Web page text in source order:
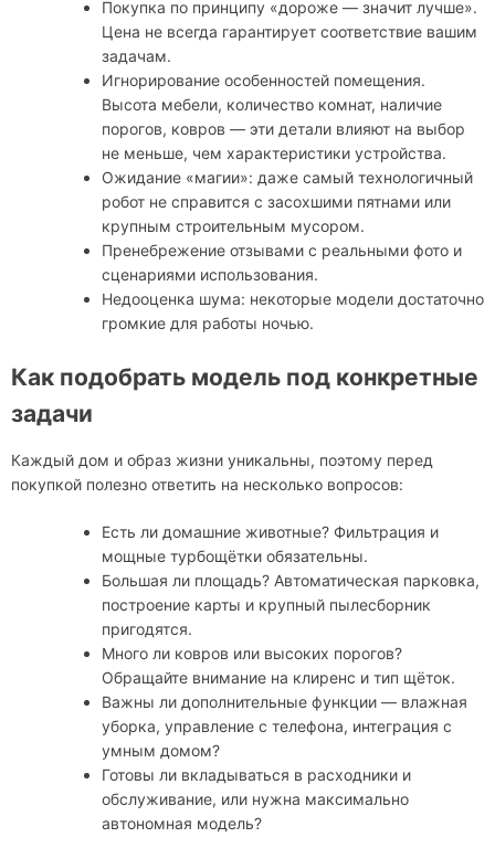
Покупка по принципу «дороже — значит лучше».
Цена не всегда гарантирует соответствие вашим
задачам.
Игнорирование особенностей помещения.
Высота мебели, количество комнат, наличие
порогов, ковров — эти детали влияют на выбор
не меньше, чем характеристики устройства.
Ожидание «магии»: даже самый технологичный
робот не справится с засохшими пятнами или
крупным строительным мусором.
Пренебрежение отзывами с реальными фото и
сценариями использования.
Недооценка шума: некоторые модели достаточно
громкие для работы ночью.
Как подобрать модель под конкретные
задачи
Каждый дом и образ жизни уникальны, поэтому перед
покупкой полезно ответить на несколько вопросов:
Есть ли домашние животные? Фильтрация и
мощные турбощётки обязательны.
Большая ли площадь? Автоматическая парковка,
построение карты и крупный пылесборник
пригодятся.
Много ли ковров или высоких порогов?
Обращайте внимание на клиренс и тип щёток.
Важны ли дополнительные функции — влажная
уборка, управление с телефона, интеграция с
умным домом?
Готовы ли вкладываться в расходники и
обслуживание, или нужна максимально
автономная модель?